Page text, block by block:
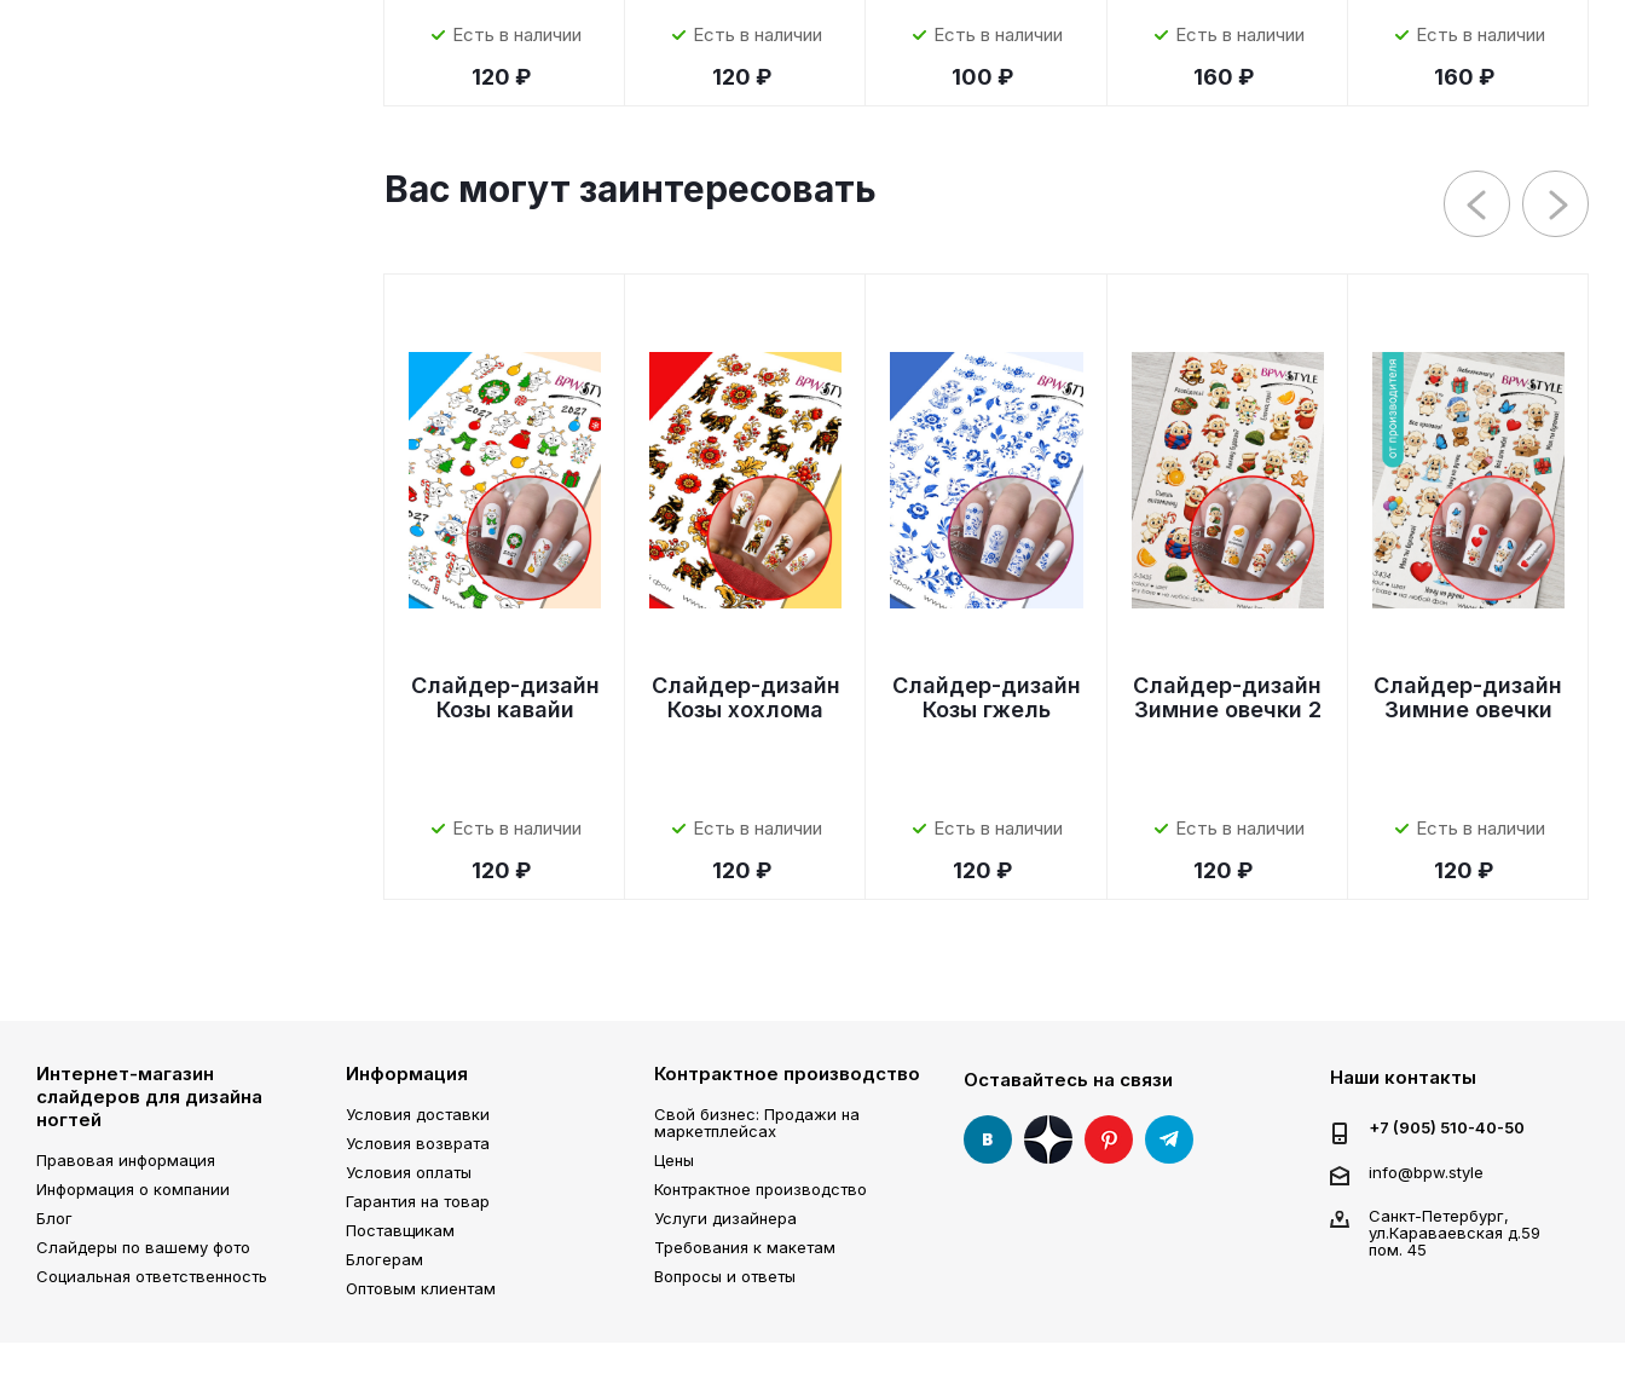
Есть в наличии
120 ₽
Есть в наличии
120 ₽
Есть в наличии
100 ₽
Есть в наличии
160 ₽
Есть в наличии
160 ₽
Вас могут заинтересовать
Слайдер-дизайн
Козы кавайи
Есть в наличии
120 ₽
Слайдер-дизайн
Козы хохлома
Есть в наличии
120 ₽
Слайдер-дизайн
Козы гжель
Есть в наличии
120 ₽
Слайдер-дизайн
Зимние овечки 2
Есть в наличии
120 ₽
Слайдер-дизайн
Зимние овечки
Есть в наличии
120 ₽
Интернет-магазин
слайдеров для дизайна
ногтей
Правовая информация
Информация о компании
Блог
Слайдеры по вашему фото
Социальная ответственность
Информация
Условия доставки
Условия возврата
Условия оплаты
Гарантия на товар
Поставщикам
Блогерам
Оптовым клиентам
Контрактное производство
Свой бизнес: Продажи на
маркетплейсах
Цены
Контрактное производство
Услуги дизайнера
Требования к макетам
Вопросы и ответы
Оставайтесь на связи Наши контакты
+7 (905) 510-40-50
info@bpw.style
Санкт-Петербург,
ул.Караваевская д.59
пом. 45